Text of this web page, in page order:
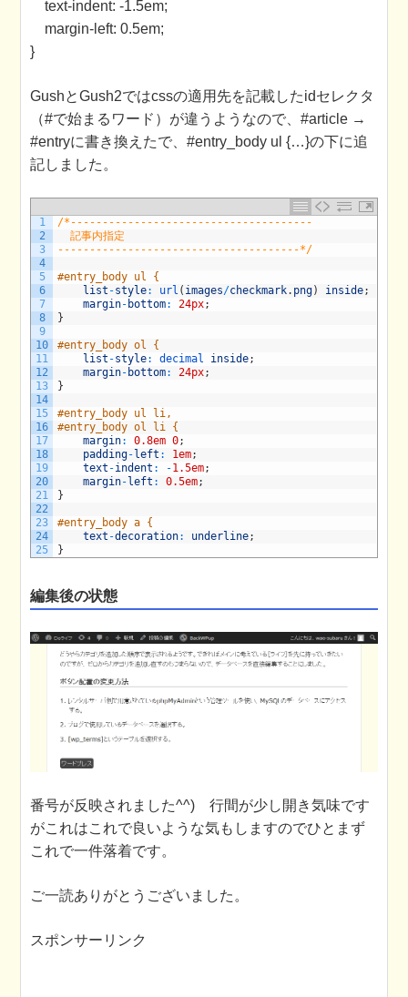
text-indent: -1.5em;
margin-left: 0.5em;
}
GushとGush2ではcssの適用先を記載したidセレクタ
（#で始まるワード）が違うようなので、#article →
#entryに書き換えたで、#entry_body ul {…}の下に追
記しました。
1
2
3
4
5
6
7
8
9
10
11
12
13
14
15
16
17
18
19
20
21
22
23
24
25
/*--------------------------------------
記事内指定
--------------------------------------*/
#entry_body ul {
list -style: url ( images/checkmark. png) inside;
margin- bottom: 24px;
}
#entry_body ol {
list -style: decimal inside;
margin- bottom: 24px;
}
#entry_body ul li,
#entry_body ol li {
margin: 0.8em 0;
padding- left : 1em;
text -indent : -1.5em;
margin- left : 0.5em;
}
#entry_body a {
text -decoration: underline;
}
編集後の状態
番号が反映されました^^) 行間が少し開き気味です
がこれはこれで良いような気もしますのでひとまず
これで一件落着です。
ご一読ありがとうございました。
スポンサーリンク